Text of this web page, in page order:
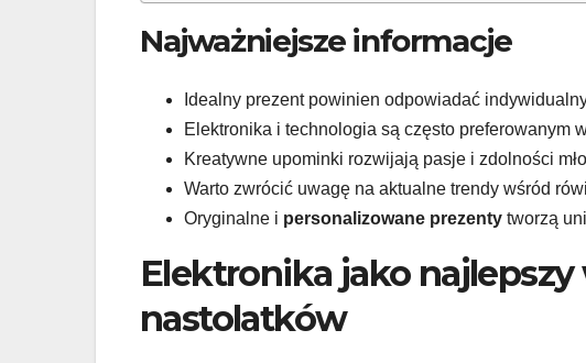
Najważniejsze informacje
Idealny prezent powinien odpowiadać
Elektronika i technologia są często preferowanym
Kreatywne upominki rozwijają pasje i zdolności
Warto zwrócić uwagę na aktualne trendy wśród
Oryginalne i personalizowane prezenty tworzą
Elektronika jako
nastolatków